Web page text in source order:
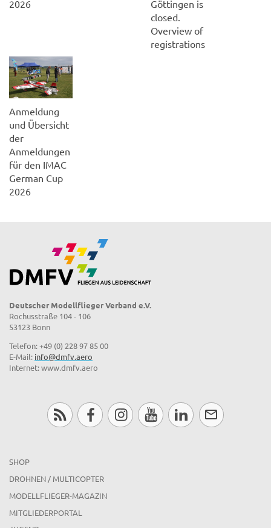
2026
Göttingen is
closed.
Overview of
registrations
Anmeldung
und Übersicht
der
Anmeldungen
für den IMAC
German Cup
2026
Deutscher Modellflieger Verband e.V.
Rochusstraße 104 - 106
53123 Bonn
Telefon: +49 (0) 228 97 85 00
E-Mail: info@dmfv.aero
Internet: www.dmfv.aero
SHOP
DROHNEN / MULTICOPTER
MODELLFLIEGER-MAGAZIN
MITGLIEDERPORTAL